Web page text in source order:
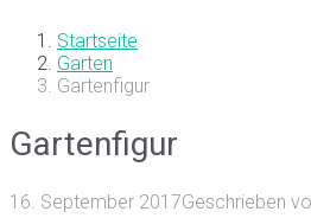
Startseite
Garten
Gartenfigur
Gartenfigur
16. September 2017Geschrieben